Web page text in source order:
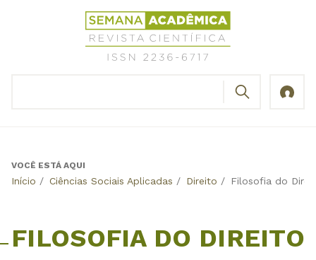
Revista
Científica
Semana
Back
VOCÊ ESTÁ AQUI
Início / Ciências Sociais Aplicadas / Direito / Filosofia do
FILOSOFIA DO DIREITO